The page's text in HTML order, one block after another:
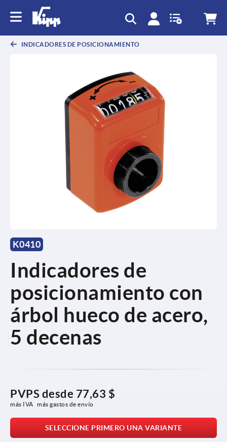
INDICADORES DE POSICIONAMIENTO
K0410
Indicadores de
posicionamiento con
árbol hueco de acero,
5 decenas
PVPS desde 77,63 $
más IVA más gastos de envío
SELECCIONE PRIMERO UNA VARIANTE